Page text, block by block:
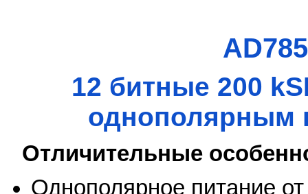
12 битные 200
однополярным
Отличительные
Однополярное питание